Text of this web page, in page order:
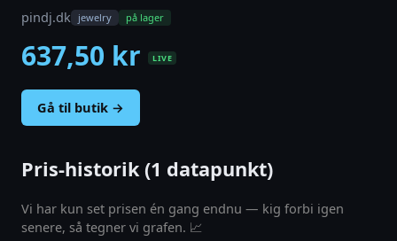
pindj.dk jewelry på lager
637,50 kr LIVE
Gå til butik →
Pris-historik (1 datapunkt)
Vi har kun set prisen én gang endnu — kig forbi igen
senere, så tegner vi grafen. 📈